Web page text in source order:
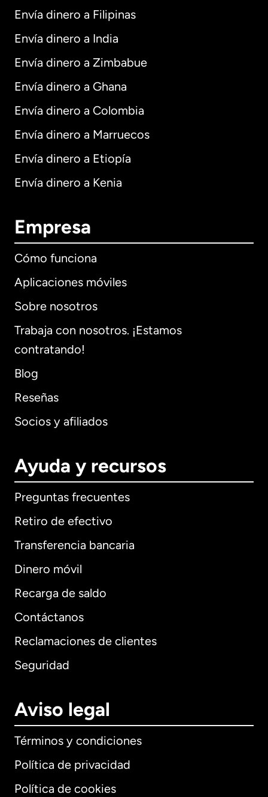
Envía dinero a Filipinas
Envía dinero a India
Envía dinero a Zimbabue
Envía dinero a Ghana
Envía dinero a Colombia
Envía dinero a Marruecos
Envía dinero a Etiopía
Envía dinero a Kenia
Empresa
Cómo funciona
Aplicaciones móviles
Sobre nosotros
Trabaja con nosotros. ¡Estamos
contratando!
Blog
Reseñas
Socios y afiliados
Ayuda y recursos
Preguntas frecuentes
Retiro de efectivo
Transferencia bancaria
Dinero móvil
Recarga de saldo
Contáctanos
Reclamaciones de clientes
Seguridad
Aviso legal
Términos y condiciones
Política de privacidad
Política de cookies